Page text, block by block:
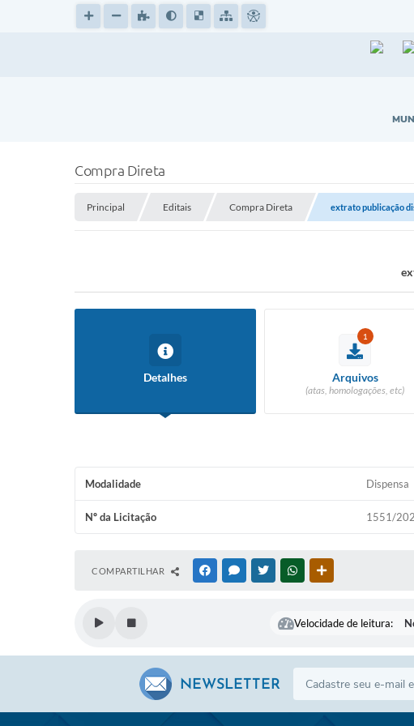
Compra Direta
Principal Editais Compra Direta extrato publicação
Detalhes
1
Arquivos
(atas, homologações, etc)
Modalidade Dispensa
Nº da Licitação 1551/
COMPARTILHAR FACEBOOKMESSENGER
TWITTERWHATSAPP
Velocidade de leitura:
NEWSLETTER